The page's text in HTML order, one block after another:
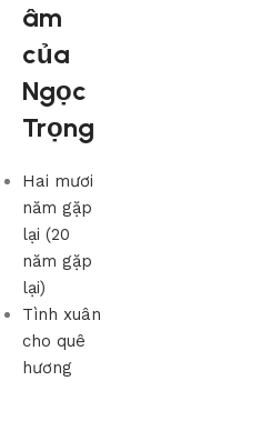
âm
của
Ngọc
Trọng
Hai mươi
năm gặp
lại (20
năm gặp
lại)
Tình xuân
cho quê
hương